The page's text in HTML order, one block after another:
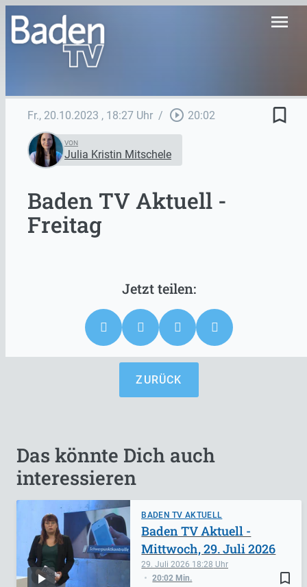
menu
Fr., 20.10.2023 , 18:27 Uhr / play_circle_outline 20:02 bookmark_border
VON
Julia Kristin Mitschele
Baden TV Aktuell -
Freitag
ZURÜCK
Das könnte Dich auch
interessieren
BADEN TV AKTUELL
bookmark_border
29. Juli 2026 18:28
20:02 Min.
Baden TV Aktuell -
Mittwoch, 29. Juli 2026